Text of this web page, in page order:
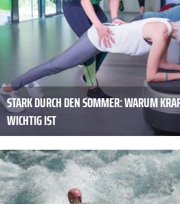
STARK DURCH DEN SOMMER: WARUM
WICHTIG IST